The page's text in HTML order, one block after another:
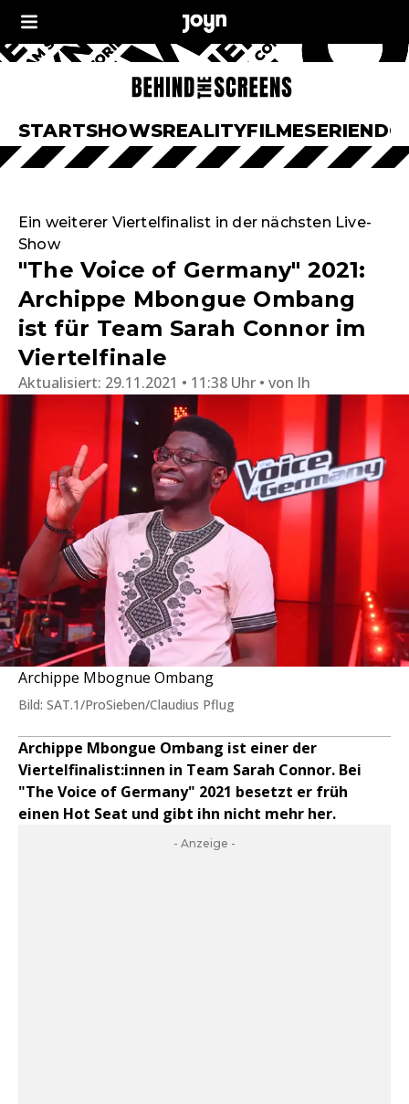
STARTSHOWSREALITYFILMESERIEN
Ein weiterer Viertelfinalist in der nächsten Live-
Show
"The Voice of Germany" 2021:
Archippe Mbongue Ombang
ist für Team Sarah Connor im
Viertelfinale
Aktualisiert: 29.11.2021 • 11:38 Uhr von lh
Archippe Mbognue Ombang
Bild: SAT.1/ProSieben/Claudius Pflug
Archippe Mbongue Ombang ist einer der
Viertelfinalist:innen in Team Sarah Connor. Bei
"The Voice of Germany" 2021 besetzt er früh
einen Hot Seat und gibt ihn nicht mehr her.
- Anzeige -